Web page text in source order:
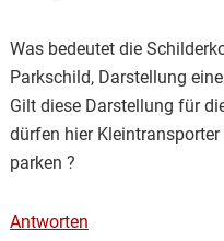
Was bedeutet die
Parkschild, Darstellung
Gilt diese Darstellung für
dürfen hier
parken ?
Antworten